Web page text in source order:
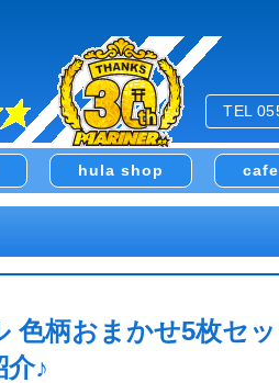
TEL
hula shop cafe
色柄おまかせ5枚セッ
♪